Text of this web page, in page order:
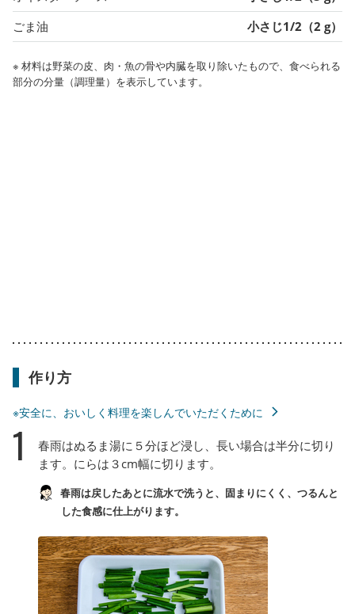
ごま油
小さじ1/2（2 g）
※ 材料は野菜の皮、肉・魚の骨や内臓を取り除いたもので、食べられる
部分の分量（調理量）を表示しています。
作り方
※安全に、おいしく料理を楽しんでいただくために
1
春雨はぬるま湯に５分ほど浸し、長い場合は半分に切り
ます。にらは３cm幅に切ります。
春雨は戻したあとに流水で洗うと、固まりにくく、つるんと
した食感に仕上がります。